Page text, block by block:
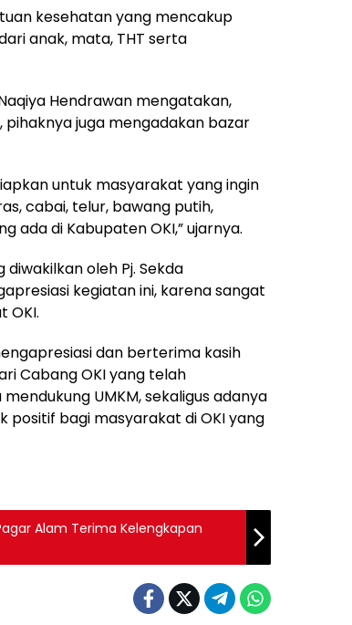
kesehatan yang mencakup
anak, mata, THT serta
Hendrawan mengatakan,
juga mengadakan bazar
untuk masyarakat yang ingin
cabai, telur, bawang putih,
ada di Kabupaten OKI,” ujarnya.
oleh Pj. Sekda
kegiatan ini, karena sangat
OKI.
dan berterima kasih
Cabang OKI yang telah
UMKM, sekaligus adanya
positif bagi masyarakat di OKI yang
Alam Terima Kelengkapan